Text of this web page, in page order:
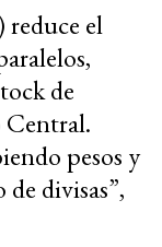
reduce el
de
Central.
pesos y
divisas”,